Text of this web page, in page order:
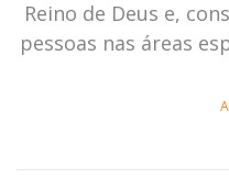
Reino de Deus e,
pessoas nas áreas